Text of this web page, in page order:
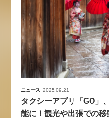
ニュース 2025.09.21
タクシーアプリ「GO」
能に！観光や出張での移